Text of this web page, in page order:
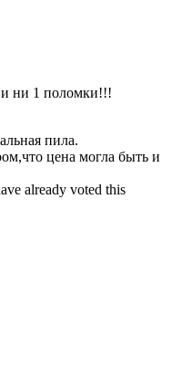
ни 1 поломки!!!
пила.
цена могла быть и
already voted this